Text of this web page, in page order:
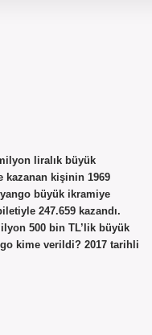
liralık büyük
kazanan kişinin 1969
büyük ikramiye
247.659 kazandı.
500 bin TL’lik büyük
kime verildi? 2017 tarihli